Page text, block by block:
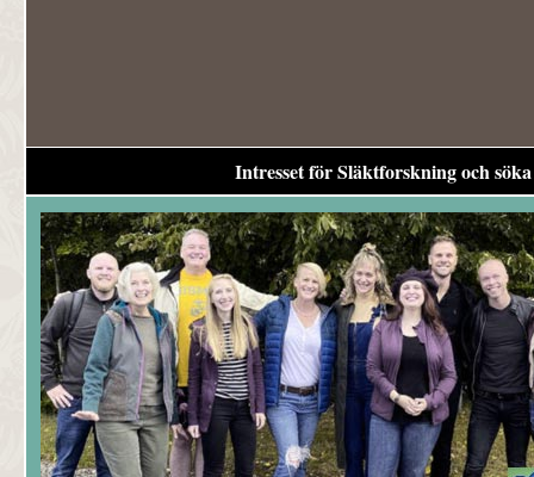
Intresset för Släktforskning och